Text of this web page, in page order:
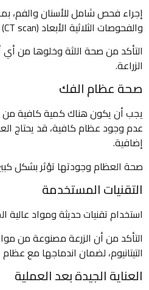
إجراء فحص شامل للأسنان والفم،
والفحوصات الثلاثية الأبعاد (CT scan) لتقييم حالة عظام الفك.
التأكد من صحة اللثة وخلوها من
الزراعة.
صحة عظام الفك
يجب أن يكون هناك كمية كافية من
عدم وجود عظام كافية، قد يحتاج
إضافية.
صحة العظام وجودتها تؤثر بشكل
التقنيات المستخدمة
استخدام تقنيات حديثة ومواد عالية
التأكد من أن الزرعة مصنوعة من
التيتانيوم، لضمان اندماجها مع
العناية الجيدة بعد العملية